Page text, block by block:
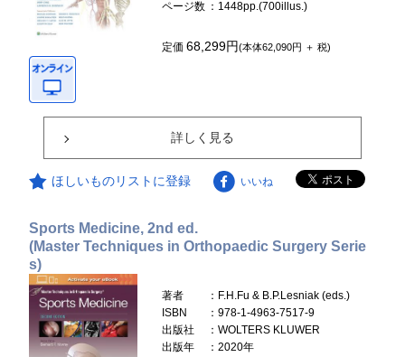
ページ数 ：1448pp.(700illus.)
定価68,299円(本体62,090円 ＋ 税)
詳しく見る
ほしいものリストに登録 いいね
Sports Medicine, 2nd ed.
(Master Techniques in Orthopaedic Surgery Serie
s)
著者
：F.H.Fu & B.P.Lesniak (eds.)
ISBN
：978-1-4963-7517-9
出版社
：WOLTERS KLUWER
出版年
：2020年